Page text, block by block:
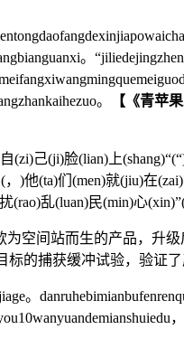
。
。
【《青苹
己(ji)脸(lian)上
)他(ta)们(men)就(jiu)在
(rao)乱(luan)民(min)心
间站而生的产品，升
的捕获缓冲试验，验证了